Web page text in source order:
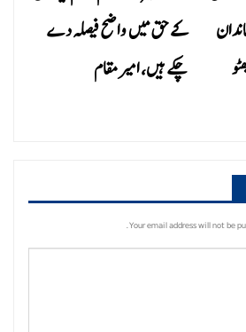
کے حق میں واضح فیصلہ دے
چکے ہیں، امیر مقام
Your email address will not be